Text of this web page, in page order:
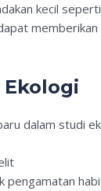
kecil
dalam studi
pengamatan